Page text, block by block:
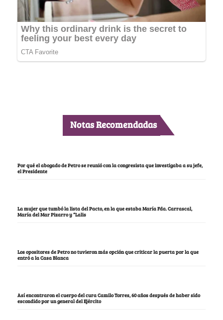
Notas Recomendadas
Por qué el abogado de Petro se reunió con la congresista que investigaba a su jefe,
el Presidente
La mujer que tumbó la lista del Pacto, en la que estaba María Fda. Carrascal,
María del Mar Pizarro y “Lalis
Los opositores de Petro no tuvieron más opción que criticar la puerta por la que
entró a la Casa Blanca
Así encontraron el cuerpo del cura Camilo Torres, 60 años después de haber sido
escondido por un general del Ejército